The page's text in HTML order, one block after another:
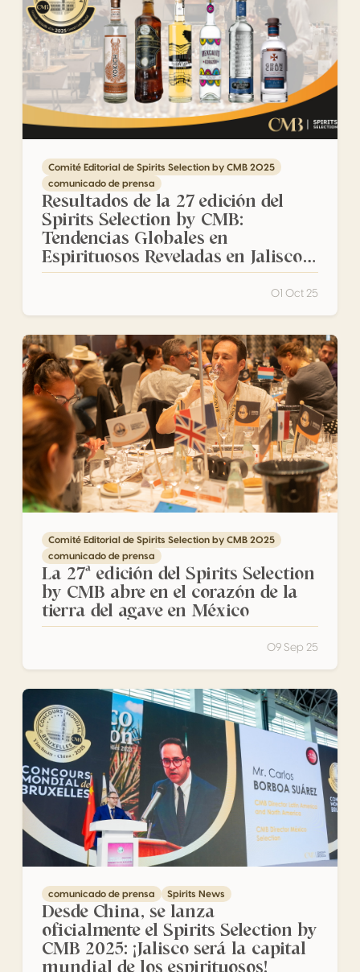
Comité Editorial de Spirits Selection by CMB 2025
comunicado de prensa
Resultados de la 27 edición del
Spirits Selection by CMB:
Tendencias Globales en
Espirituosos Reveladas en Jalisco
2025
01 Oct 25
La 27ª edición del Spirits Selection by CMB abre en el
Comité Editorial de Spirits Selection by CMB 2025
comunicado de prensa
La 27ª edición del Spirits Selection
by CMB abre en el corazón de la
tierra del agave en México
09 Sep 25
Desde China, se lanza oficialmente el Spirits Selection by
comunicado de prensa Spirits News
Desde China, se lanza
oficialmente el Spirits Selection by
CMB 2025: ¡Jalisco será la capital
mundial de los espirituosos!